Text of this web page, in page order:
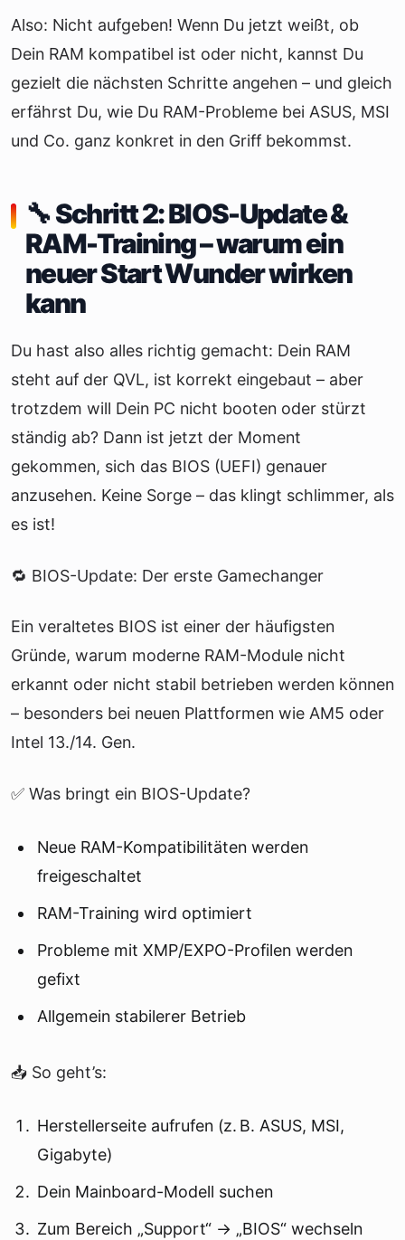
Also: Nicht aufgeben! Wenn Du jetzt weißt, ob
Dein RAM kompatibel ist oder nicht, kannst Du
gezielt die nächsten Schritte angehen – und gleich
erfährst Du, wie Du RAM-Probleme bei ASUS, MSI
und Co. ganz konkret in den Griff bekommst.
🔧 Schritt 2: BIOS-Update &
RAM-Training – warum ein
neuer Start Wunder wirken
kann
Du hast also alles richtig gemacht: Dein RAM
steht auf der QVL, ist korrekt eingebaut – aber
trotzdem will Dein PC nicht booten oder stürzt
ständig ab? Dann ist jetzt der Moment
gekommen, sich das BIOS (UEFI) genauer
anzusehen. Keine Sorge – das klingt schlimmer, als
es ist!
🔁 BIOS-Update: Der erste Gamechanger
Ein veraltetes BIOS ist einer der häufigsten
Gründe, warum moderne RAM-Module nicht
erkannt oder nicht stabil betrieben werden können
– besonders bei neuen Plattformen wie AM5 oder
Intel 13./14. Gen.
✅ Was bringt ein BIOS-Update?
Neue RAM-Kompatibilitäten werden
freigeschaltet
RAM-Training wird optimiert
Probleme mit XMP/EXPO-Profilen werden
gefixt
Allgemein stabilerer Betrieb
📥 So geht’s:
Herstellerseite aufrufen (z. B. ASUS, MSI,
Gigabyte)
Dein Mainboard-Modell suchen
Zum Bereich „Support“ → „BIOS“ wechseln